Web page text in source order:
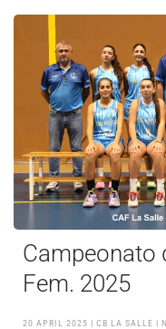
Campeonato
Fem. 2025
20 APRIL 2025 | CB LA SALLE |